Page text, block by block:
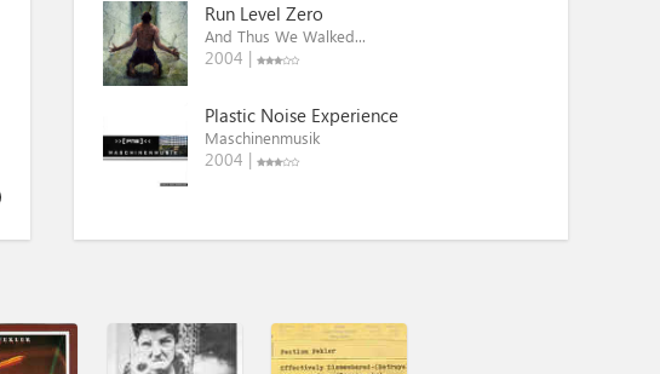
Run Level Zero
And Thus We Walked...
2004 |
Plastic Noise Experience
Maschinenmusik
2004 |